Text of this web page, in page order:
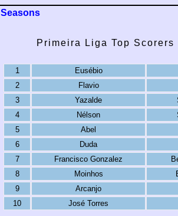
Seasons
Primeira Liga Top Scorers
1 Eusébio
2
Flavio
3
Yazalde
4
Nélson
5
Abel
6
Duda
7
Francisco Gonzalez
8
Moinhos
9
Arcanjo
10
José Torres